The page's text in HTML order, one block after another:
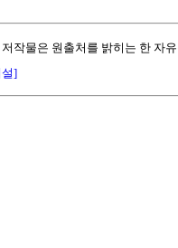
작물은 원출처를 밝히는 한 자
]